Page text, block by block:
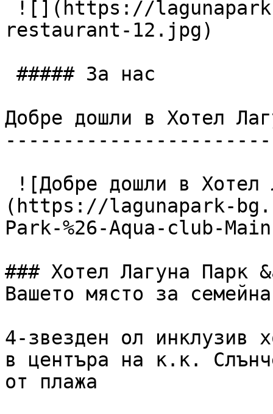
restaurant-12.jpg)
Добре дошли в Хотел
(https://lagunapark-
Park-%26-Aqua-club-
### Хотел Лагуна Парк
Вашето място за
4-звезден ол инклузив
в центъра на к.к.
от плажа